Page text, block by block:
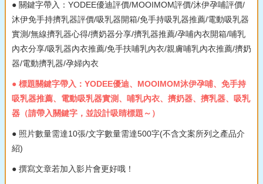
● 關鍵字帶入：YODEE優迪評價/MOOIMOM評價/沐伊孕哺評價/
沐伊免手持擠乳器評價/吸乳器開箱/免手持吸乳器推薦/電動吸乳器
實測/無線擠乳器心得/擠奶器分享/擠乳器推薦/孕哺內衣開箱/哺乳
內衣分享/吸乳器內衣推薦/免手扶哺乳內衣/親膚哺乳內衣推薦/擠奶
器/電動擠乳器/孕婦內衣
● 標題關鍵字帶入：YODEE優迪、MOOIMOM沐伊孕哺、免手持
吸乳器推薦、電動吸乳器實測、哺乳內衣、擠奶器、擠乳器、吸乳
器（請帶入關鍵字，並設計吸睛標題～）
● 照片數量需達10張/文字數量需達500字(不含文案所列之產品介
紹)
● 撰寫文章若加入影片會更好哦！